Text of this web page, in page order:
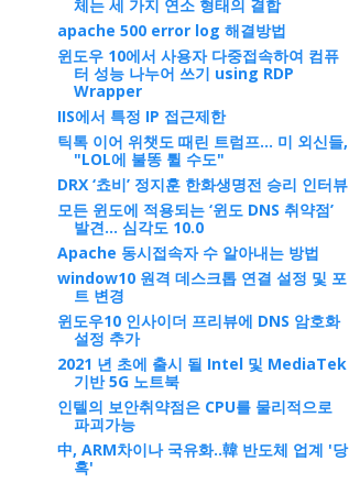
체는 세 가지 연소 형태의 결합
apache 500 error log 해결방법
윈도우 10에서 사용자 다중접속하여 컴퓨
터 성능 나누어 쓰기 using RDP
Wrapper
IIS에서 특정 IP 접근제한
틱톡 이어 위챗도 때린 트럼프… 미 외신들,
"LOL에 불똥 튈 수도"
DRX ‘쵸비’ 정지훈 한화생명전 승리 인터뷰
모든 윈도에 적용되는 ‘윈도 DNS 취약점’
발견... 심각도 10.0
Apache 동시접속자 수 알아내는 방법
window10 원격 데스크톱 연결 설정 및 포
트 변경
윈도우10 인사이더 프리뷰에 DNS 암호화
설정 추가
2021 년 초에 출시 될 Intel 및 MediaTek
기반 5G 노트북
인텔의 보안취약점은 CPU를 물리적으로
파괴가능
中, ARM차이나 국유화..韓 반도체 업계 '당
혹'